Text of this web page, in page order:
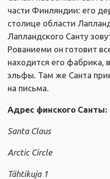
части Финляндии: его
столице области
Лапландского Санту
Рованиеми он готовит
находится его фабрика,
эльфы. Там же Санта
на письма.
Адрес финского Санты:
Santa Claus
Arctic Circle
Tähtikuja 1